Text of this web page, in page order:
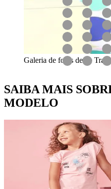
Galeria de fotos desse
SAIBA MAIS
MODELO